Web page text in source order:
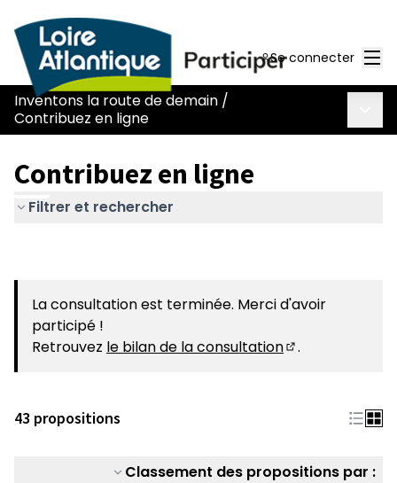
Se connecter
Inventons la route de demain /
Contribuez en ligne
Contribuez en ligne
Filtrer et rechercher
La consultation est terminée. Merci d'avoir
participé !
Retrouvez le bilan de la consultation .
43 propositions
Classement des propositions par :